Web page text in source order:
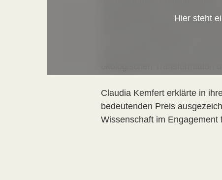
Hier steht
Auswirkungen der Klimakrise
nuklearen Energien. Mit
hin zur Klimaneutralität. So
Claudia Kemfert erklärte in
bedeutenden Preis
Wissenschaft im Engagement